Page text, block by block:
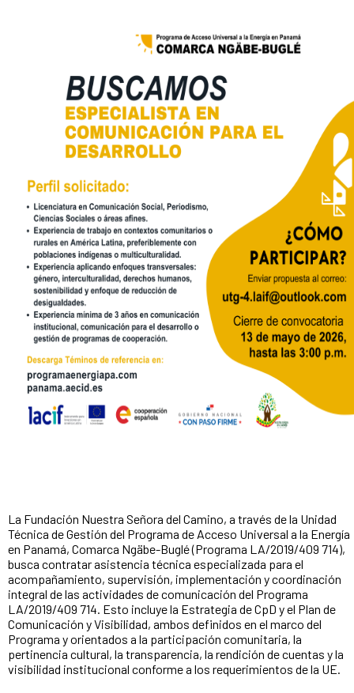
La Fundación Nuestra Señora del Camino, a través de la Unidad
Técnica de Gestión del Programa de Acceso Universal a la Energía
en Panamá, Comarca Ngäbe-Buglé (Programa LA/2019/409 714),
busca contratar asistencia técnica especializada para el
acompañamiento, supervisión, implementación y coordinación
integral de las actividades de comunicación del Programa
LA/2019/409 714. Esto incluye la Estrategia de CpD y el Plan de
Comunicación y Visibilidad, ambos definidos en el marco del
Programa y orientados a la participación comunitaria, la
pertinencia cultural, la transparencia, la rendición de cuentas y la
visibilidad institucional conforme a los requerimientos de la UE.